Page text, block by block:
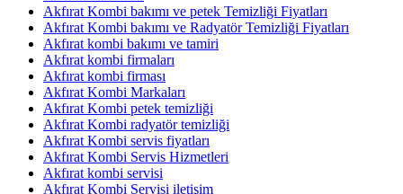
Akfırat Kombi bakımı ve petek Temizliği Fiyatları
Akfırat Kombi bakımı ve Radyatör Temizliği Fiyatları
Akfırat kombi bakımı ve tamiri
Akfırat kombi firmaları
Akfırat kombi firması
Akfırat Kombi Markaları
Akfırat Kombi petek temizliği
Akfırat Kombi radyatör temizliği
Akfırat Kombi servis fiyatları
Akfırat Kombi Servis Hizmetleri
Akfırat kombi servisi
Akfırat Kombi Servisi iletişim